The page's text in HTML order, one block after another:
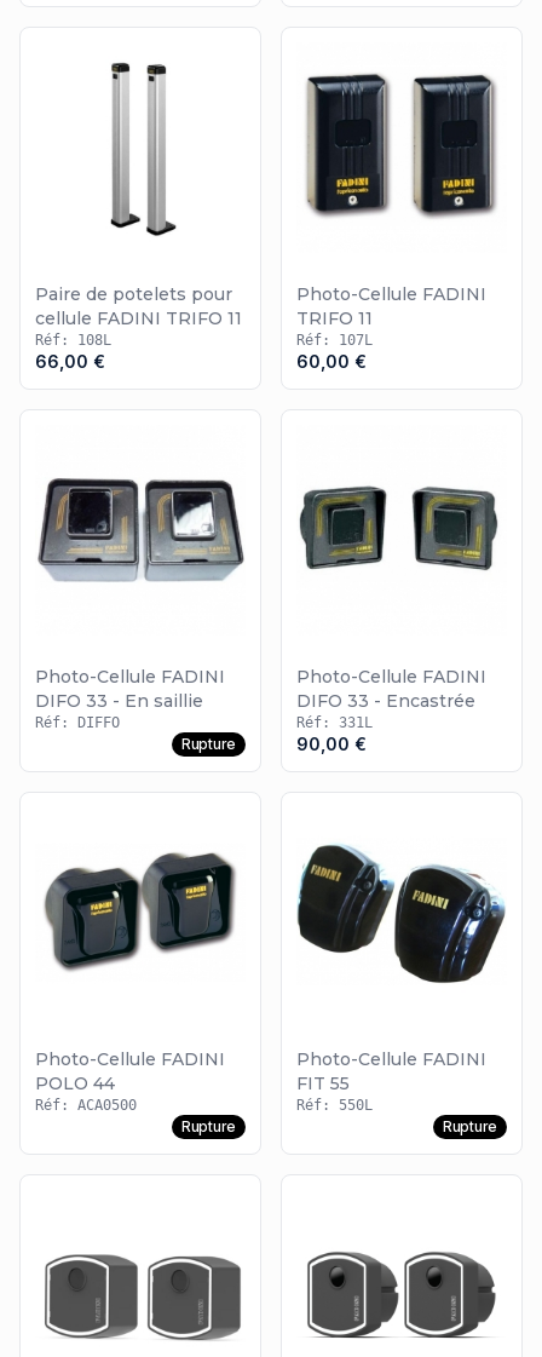
Paire de potelets pour
cellule FADINI TRIFO 11
Réf: 108L
66,00 €
Photo-Cellule FADINI
TRIFO 11
Réf: 107L
60,00 €
Photo-Cellule FADINI
DIFO 33 - En saillie
Réf: DIFFO
Rupture
Photo-Cellule FADINI
DIFO 33 - Encastrée
Réf: 331L
90,00 €
Photo-Cellule FADINI
POLO 44
Réf: ACA0500
Rupture
Photo-Cellule FADINI
FIT 55
Réf: 550L
Rupture